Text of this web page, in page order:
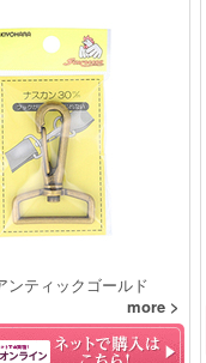
ンティックゴールド
more >